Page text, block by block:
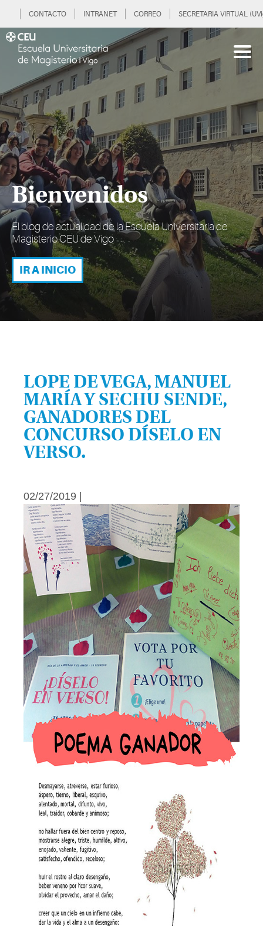
CONTACTO INTRANET CORREO SECRETARIA VIRTUAL
Bienvenidos
El blog de actualidad de la Escuela Universitaria de
Magisterio CEU de Vigo
IR A INICIO
LOPE DE VEGA, MANUEL
MARÍA Y SECHU SENDE,
GANADORES DEL
CONCURSO DÍSELO EN
VERSO.
02/27/2019 |